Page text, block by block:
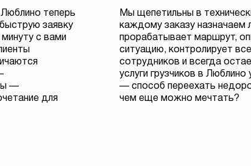
Люблино теперь
заявку
с вами
—
для
Мы щепетильны в
каждому заказу назначаем
прорабатывает маршрут,
ситуацию, контролирует
сотрудников и всегда
услуги грузчиков в
— способ переехать
чем еще можно мечтать?